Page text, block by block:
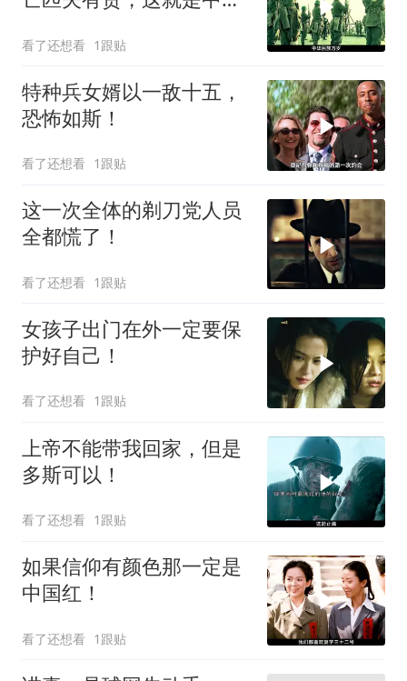
看了还想看 1跟贴
特种兵女婿以一敌十五，
恐怖如斯！
看了还想看 1跟贴
这一次全体的剃刀党人员
全都慌了！
看了还想看 1跟贴
女孩子出门在外一定要保
护好自己！
看了还想看 1跟贴
上帝不能带我回家，但是
多斯可以！
看了还想看 1跟贴
如果信仰有颜色那一定是
中国红！
看了还想看 1跟贴